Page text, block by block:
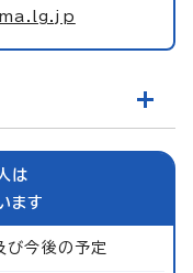
は
ます
今後の予定